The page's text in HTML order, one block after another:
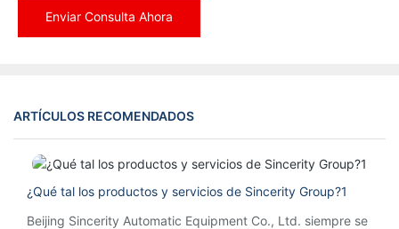
Enviar Consulta Ahora
ARTÍCULOS RECOMENDADOS
¿Qué tal los productos y servicios de Sincerity Group?1
Beijing Sincerity Automatic Equipment Co., Ltd. siempre se